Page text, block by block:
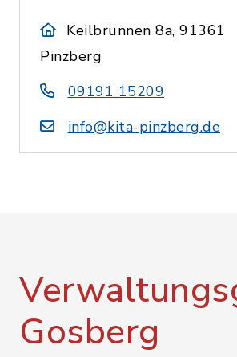
Keilbrunnen 8a, 91361
Pinzberg
09191 15209
info@kita-pinzberg.de
Gosberg